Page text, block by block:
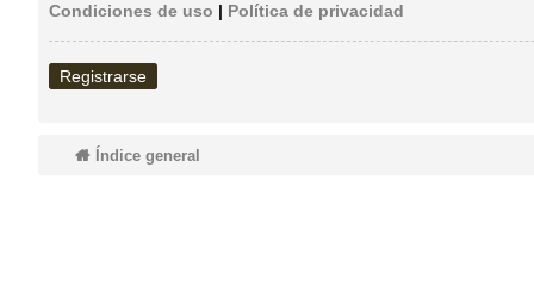
Condiciones de uso | Política de privacidad
Registrarse
Índice general